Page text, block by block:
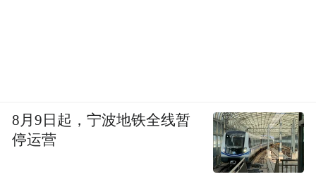
8月9日起，宁波地铁全线暂
停运营